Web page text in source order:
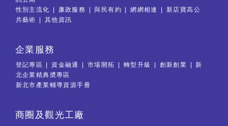
性別主流化
廉政服務 與民有約 網網相連
新店寶高公
共藝術
其他資訊
企業服務
登記專區 資金融通 市場開拓 轉型升級 創新創業
新
北企業精典奬專區
新北市產業輔導資源手冊
商圈及觀光工廠